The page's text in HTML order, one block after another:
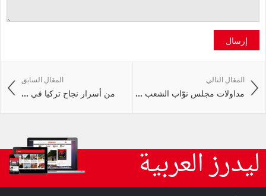
إرسال
المقال السابق
من أسرار نجاح تركيا في ...
المقال التالي
مداولات مجلس نوّاب الشعب ...
ليدرز العربية